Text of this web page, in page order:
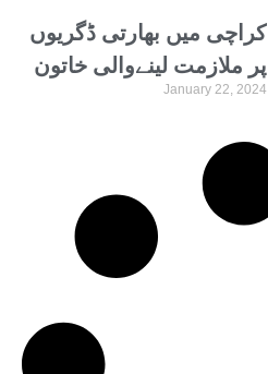
کراچی میں بھارتی ڈگریوں
پر ملازمت لینےوالی خاتون
منظرعام پرآگئی
January 22, 2024